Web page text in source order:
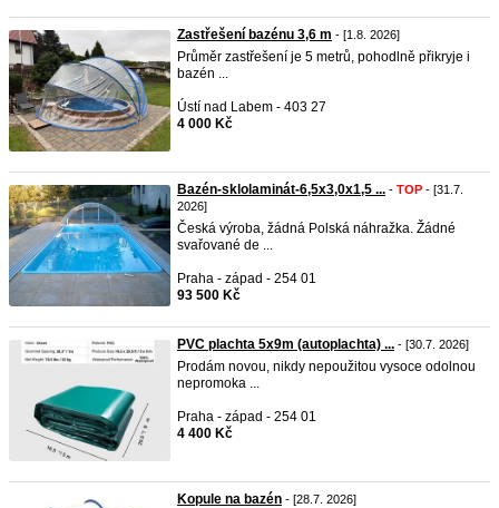
Zastřešení bazénu 3,6 m - [1.8. 2026]
Průměr zastřešení je 5 metrů, pohodlně přikryje i
bazén ...
Ústí nad Labem - 403 27
4 000 Kč
Bazén-sklolaminát-6,5x3,0x1,5 ... - TOP - [31.7.
2026]
Česká výroba, žádná Polská náhražka. Žádné
svařované de ...
Praha - západ - 254 01
93 500 Kč
PVC plachta 5x9m (autoplachta) ... - [30.7. 2026]
Prodám novou, nikdy nepoužitou vysoce odolnou
nepromoka ...
Praha - západ - 254 01
4 400 Kč
Kopule na bazén - [28.7. 2026]